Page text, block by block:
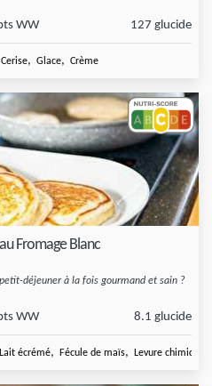
WW 127 glucide
Cerise, Glace, Crème
Fromage Blanc
déjeuner à la fois gourmand et sain ?
WW 8.1 glucide
Lait écrémé, Fécule de maïs, Levure chimique